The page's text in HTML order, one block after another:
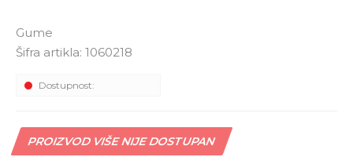
Gume
Šifra artikla: 1060218
Dostupnost:
PROIZVOD VIŠE NIJE DOSTUPAN